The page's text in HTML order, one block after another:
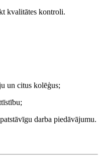
kvalitātes kontroli.
un citus kolēģus;
darba piedāvājumu.